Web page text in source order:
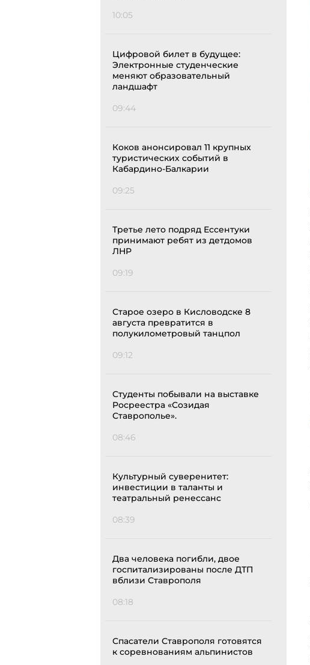
10:05
Цифровой билет в будущее:
Электронные студенческие
меняют образовательный
ландшафт
09:44
Коков анонсировал 11 крупных
туристических событий в
Кабардино-Балкарии
09:25
Третье лето подряд Ессентуки
принимают ребят из детдомов
ЛНР
09:19
Старое озеро в Кисловодске 8
августа превратится в
полукилометровый танцпол
09:12
Студенты побывали на выставке
Росреестра «Созидая
Ставрополье».
08:46
Культурный суверенитет:
инвестиции в таланты и
театральный ренессанс
08:39
Два человека погибли, двое
госпитализированы после ДТП
вблизи Ставрополя
08:18
Спасатели Ставрополя готовятся
к соревнованиям альпинистов